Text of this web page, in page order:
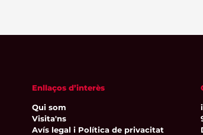
Enllaços d’interès
Qui som
Visita'ns
Avís legal i Política de privacitat